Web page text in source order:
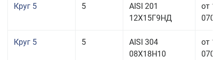
Круг 5 5
AISI 201
12Х15Г9НД
от
Круг 5 5
AISI 304
08Х18Н10
от